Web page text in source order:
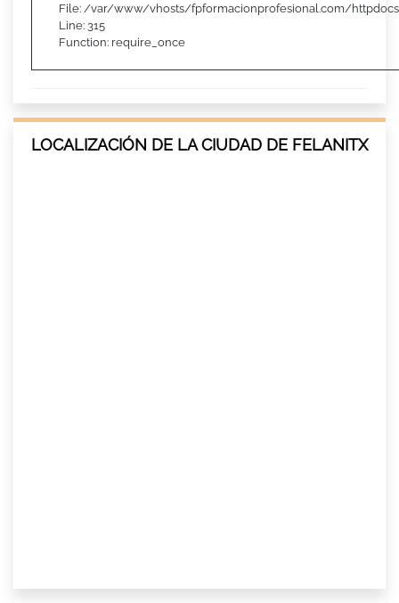
File: /var/www/vhosts/fpformacionprofesional.com/
Line: 315
Function: require_once
LOCALIZACIÓN DE LA CIUDAD DE FELANITX